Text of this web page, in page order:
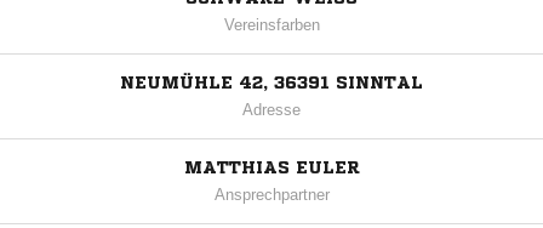
Vereinsfarben
NEUMÜHLE 42, 36391 SINNTAL
Adresse
MATTHIAS EULER
Ansprechpartner